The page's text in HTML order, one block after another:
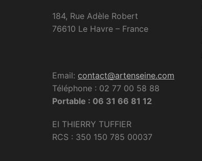
184, Rue Adèle Robert
76610 Le Havre – France
Email: contact@artenseine.com
Téléphone : 02 77 00 58 88
Portable : 06 31 66 81 12
EI THIERRY TUFFIER
RCS : 350 150 785 00037